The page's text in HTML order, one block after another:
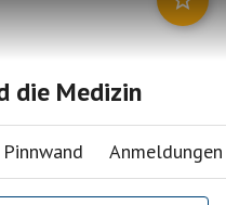
die Medizin
Pinnwand Anmeldungen